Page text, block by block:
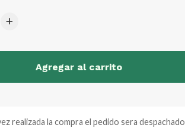
Agregar al carrito
realizada la compra el pedido sera despachado